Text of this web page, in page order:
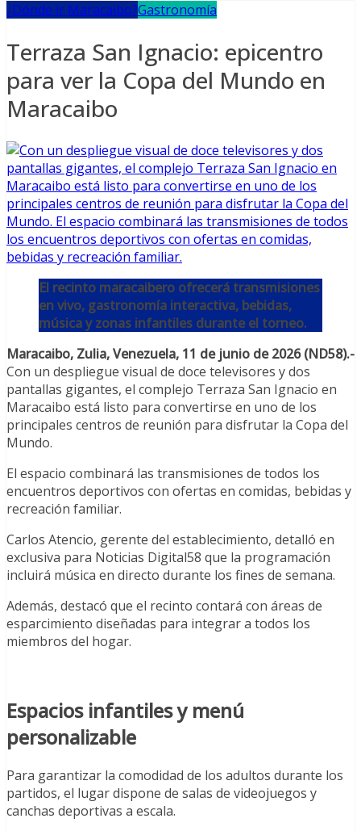
¿Dónde ir Maracaibo?Gastronomía
Terraza San Ignacio: epicentro
para ver la Copa del Mundo en
Maracaibo
El recinto maracaibero ofrecerá transmisiones
en vivo, gastronomía interactiva, bebidas,
música y zonas infantiles durante el torneo.
Maracaibo, Zulia, Venezuela, 11 de junio de 2026 (ND58).-
Con un despliegue visual de doce televisores y dos
pantallas gigantes, el complejo Terraza San Ignacio en
Maracaibo está listo para convertirse en uno de los
principales centros de reunión para disfrutar la Copa del
Mundo.
El espacio combinará las transmisiones de todos los
encuentros deportivos con ofertas en comidas, bebidas y
recreación familiar.
Carlos Atencio, gerente del establecimiento, detalló en
exclusiva para Noticias Digital58 que la programación
incluirá música en directo durante los fines de semana.
Además, destacó que el recinto contará con áreas de
esparcimiento diseñadas para integrar a todos los
miembros del hogar.
Espacios infantiles y menú
personalizable
Para garantizar la comodidad de los adultos durante los
partidos, el lugar dispone de salas de videojuegos y
canchas deportivas a escala.